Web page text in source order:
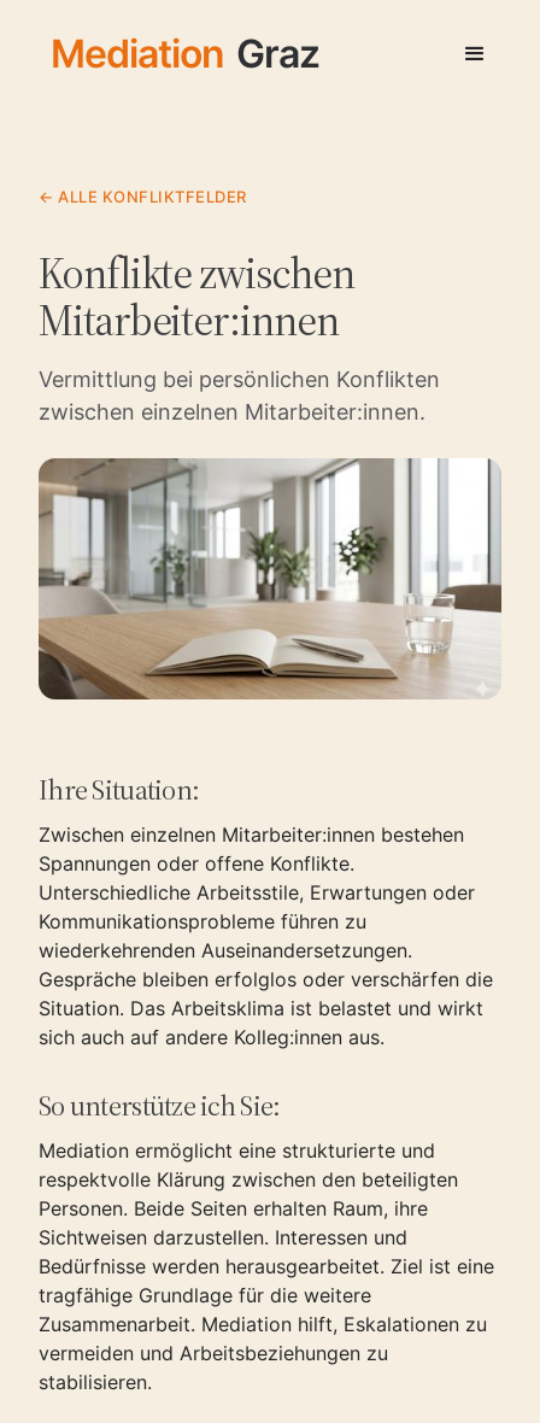
Mediation Graz
← ALLE KONFLIKTFELDER
Konflikte zwischen
Mitarbeiter:innen
Vermittlung bei persönlichen Konflikten
zwischen einzelnen Mitarbeiter:innen.
Ihre Situation:
Zwischen einzelnen Mitarbeiter:innen bestehen
Spannungen oder offene Konflikte.
Unterschiedliche Arbeitsstile, Erwartungen oder
Kommunikationsprobleme führen zu
wiederkehrenden Auseinandersetzungen.
Gespräche bleiben erfolglos oder verschärfen die
Situation. Das Arbeitsklima ist belastet und wirkt
sich auch auf andere Kolleg:innen aus.
So unterstütze ich Sie:
Mediation ermöglicht eine strukturierte und
respektvolle Klärung zwischen den beteiligten
Personen. Beide Seiten erhalten Raum, ihre
Sichtweisen darzustellen. Interessen und
Bedürfnisse werden herausgearbeitet. Ziel ist eine
tragfähige Grundlage für die weitere
Zusammenarbeit. Mediation hilft, Eskalationen zu
vermeiden und Arbeitsbeziehungen zu
stabilisieren.